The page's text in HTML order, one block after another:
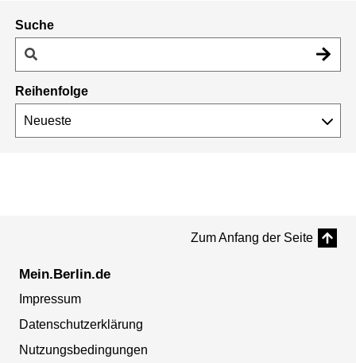
Suche
Reihenfolge
Zum Anfang der Seite
Mein.Berlin.de
Impressum
Datenschutzerklärung
Nutzungsbedingungen